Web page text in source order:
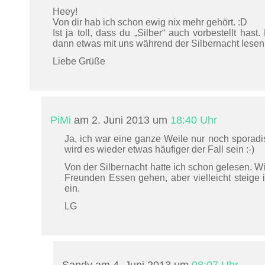
Heey!
Von dir hab ich schon ewig nix mehr gehört. :D
Ist ja toll, dass du „Silber“ auch vorbestellt
dann etwas mit uns während der Silbernacht
Liebe Grüße
PiMi am 2. Juni 2013 um 18:40 Uhr
Ja, ich war eine ganze Weile nur noch
wird es wieder etwas häufiger der Fall sein :-)
Von der Silbernacht hatte ich schon gelesen.
Freunden Essen gehen, aber vielleicht steige
ein.
LG